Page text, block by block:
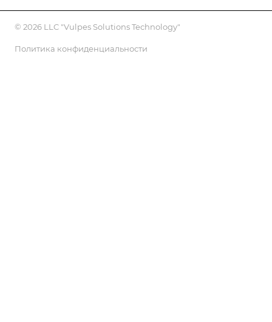
© 2026 LLC "Vulpes Solutions Technology"
Политика конфиденциальности